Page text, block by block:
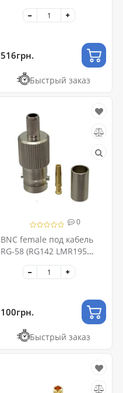
фидер 1/2 "
516грн.
Быстрый заказ
0
BNC female под кабель
RG-58 (RG142 LMR195
RG400)
100грн.
Быстрый заказ